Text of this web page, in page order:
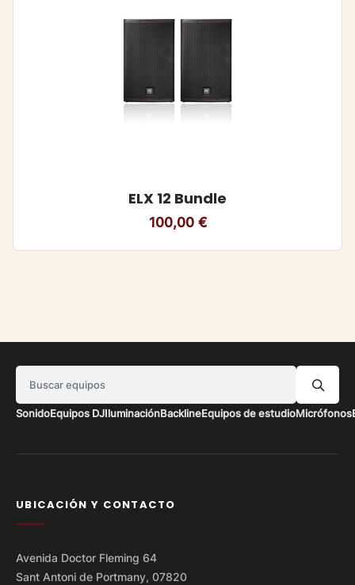
ELX 12 Bundle
100,00 €
SonidoEquipos DJIluminaciónBacklineEquipos de estudioMicrófonos
UBICACIÓN Y CONTACTO
Avenida Doctor Fleming 64
Sant Antoni de Portmany, 07820